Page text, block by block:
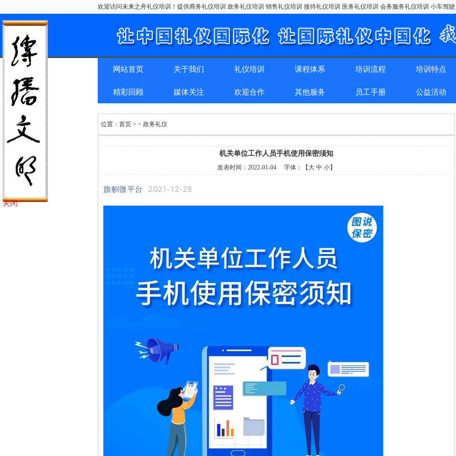
欢迎访问未来之舟礼仪培训！提供商务礼仪培训 政务礼仪培训 销售礼仪培训 接待礼仪培训 医务礼仪培训 会务服务礼仪培训 小车驾
网站首页 关于我们 礼仪培训 课程体系 培训流程 培训特点
精彩回顾 媒体关注 欢迎合作 其他服务 员工手册 公益活动
位置： 首页 > > 政务礼仪
机关单位工作人员手机使用保密须知
发表时间： 2022-01-04 字体：【 大 中 小】
旗帜微平台 2021-12-28
关闭